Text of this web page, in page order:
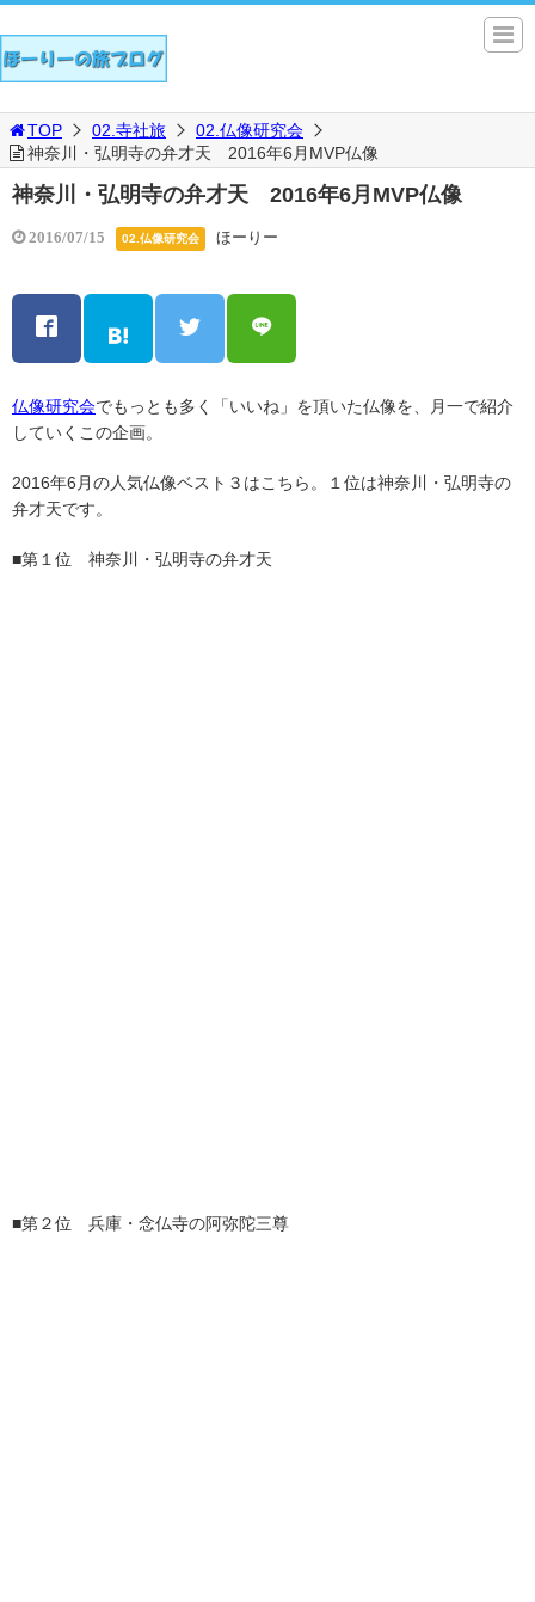
TOP 02.寺社旅
02.仏像研究会
神奈川・弘明寺の弁才天 2016年6月MVP仏像
神奈川・弘明寺の弁才天 2016年6月MVP仏像
2016/07/15 02.仏像研究会 ほーりー
仏像研究会でもっとも多く「いいね」を頂いた仏像を、月一で紹介
していくこの企画。
2016年6月の人気仏像ベスト３はこちら。１位は神奈川・弘明寺の
弁才天です。
■第１位 神奈川・弘明寺の弁才天
■第２位 兵庫・念仏寺の阿弥陀三尊